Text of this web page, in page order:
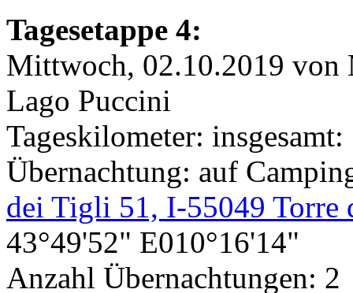
Tagesetappe 4:
Mittwoch, 02.10.2019 von
Lago Puccini
Tageskilometer:
Übernachtung: auf
dei Tigli 51, I-55049 Torre
43°49'52" E010°16'14"
Anzahl Übernachtungen: 2